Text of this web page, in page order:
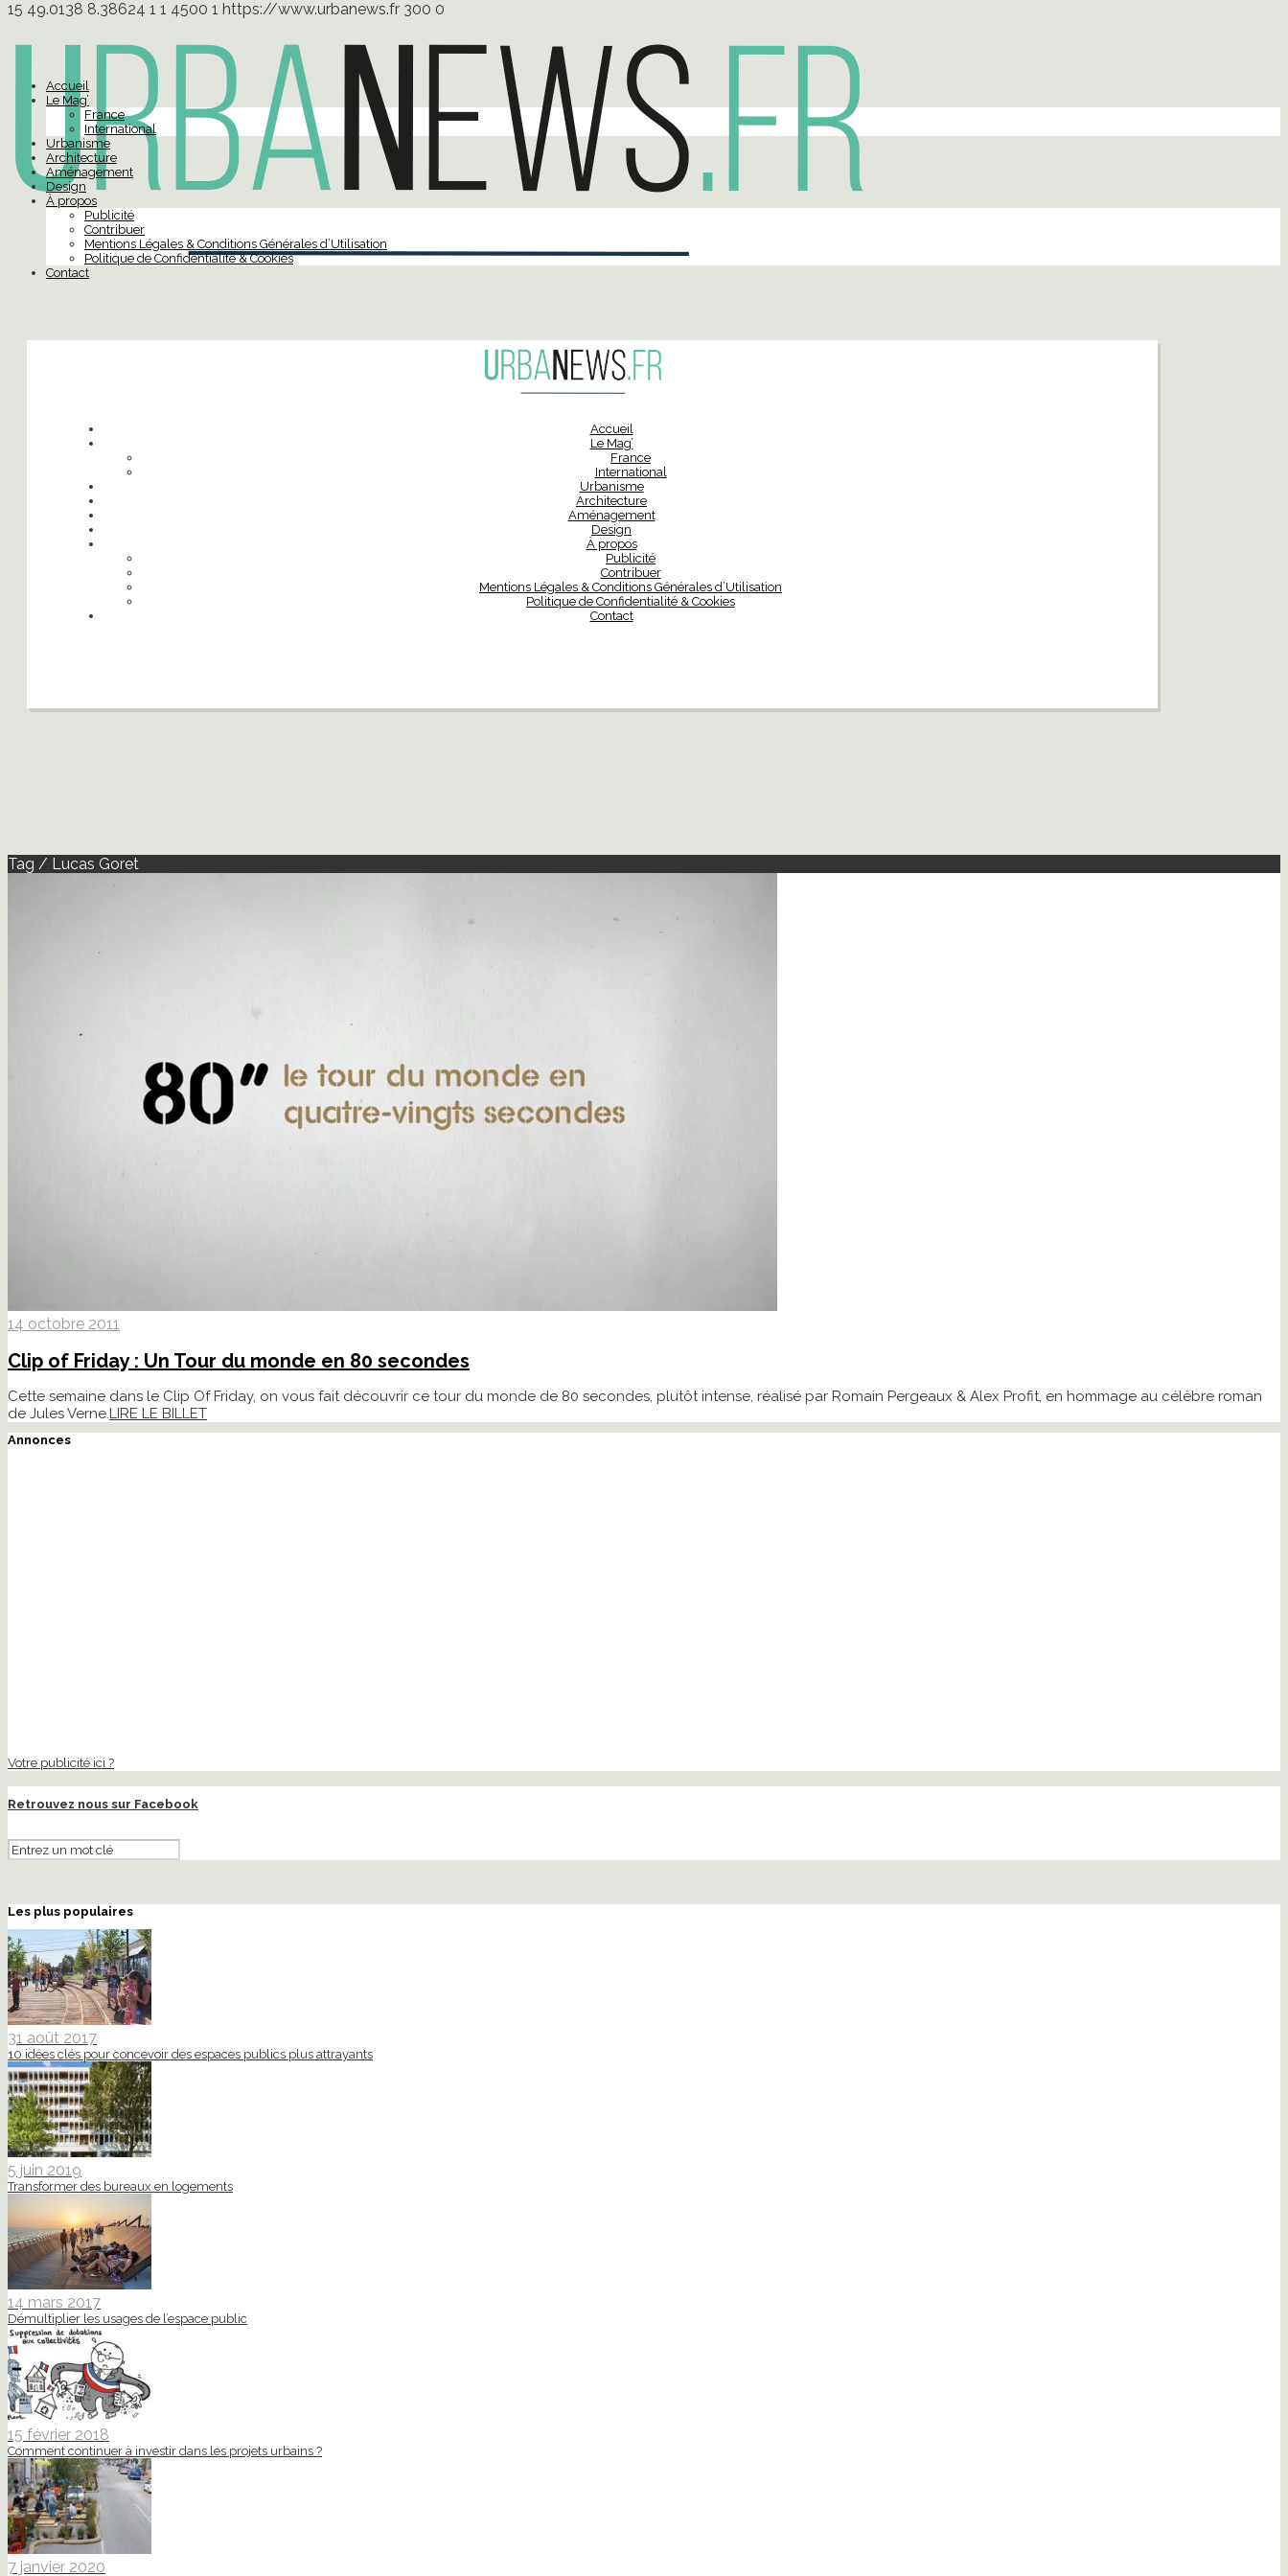
15 49.0138 8.38624 1 1 4500 1 https://www.urbanews.fr 300 0
Accueil
Le Mag’
France
International
Urbanisme
Architecture
Aménagement
Design
À propos
Publicité
Contribuer
Mentions Légales & Conditions Générales d’Utilisation
Politique de Confidentialité & Cookies
Contact
Accueil
Le Mag’
France
International
Urbanisme
Architecture
Aménagement
Design
À propos
Publicité
Contribuer
Mentions Légales & Conditions Générales d’Utilisation
Politique de Confidentialité & Cookies
Contact
Tag / Lucas Goret
14 octobre 2011
Clip of Friday : Un Tour du monde en 80 secondes
Cette semaine dans le Clip Of Friday, on vous fait découvrir ce tour du monde de 80 secondes, plutôt intense, réalisé par Romain Pergeaux & Alex Profit, en hommage au célèbre roman
de Jules Verne.LIRE LE BILLET
Annonces
Votre publicité ici ?
Retrouvez nous sur Facebook
Les plus populaires
31 août 2017
10 idées clés pour concevoir des espaces publics plus attrayants
5 juin 2019
Transformer des bureaux en logements
14 mars 2017
Démultiplier les usages de l’espace public
15 février 2018
Comment continuer à investir dans les projets urbains ?
7 janvier 2020